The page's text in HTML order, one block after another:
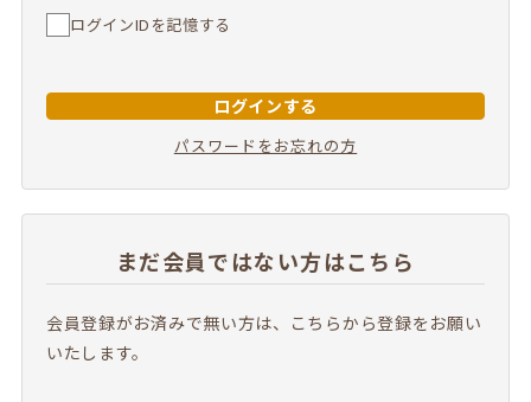
ログインIDを記憶する
ログインする
パスワードをお忘れの方
まだ会員ではない方はこちら
会員登録がお済みで無い方は、こちらから登録をお願い
いたします。